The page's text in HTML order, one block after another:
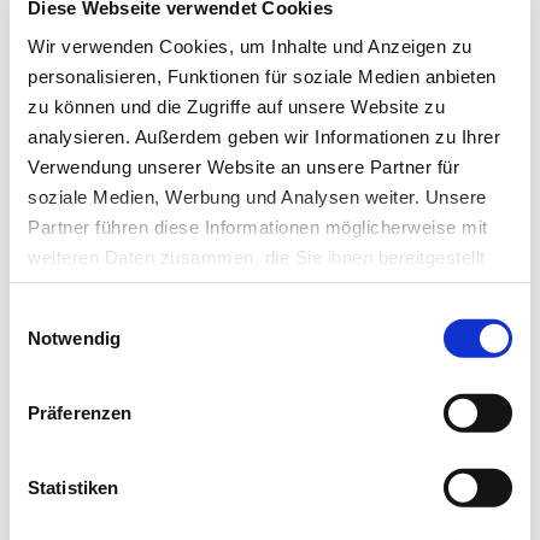
Diese Webseite verwendet Cookies
Wir verwenden Cookies, um Inhalte und Anzeigen zu
personalisieren, Funktionen für soziale Medien anbieten
zu können und die Zugriffe auf unsere Website zu
analysieren. Außerdem geben wir Informationen zu Ihrer
Verwendung unserer Website an unsere Partner für
soziale Medien, Werbung und Analysen weiter. Unsere
Partner führen diese Informationen möglicherweise mit
weiteren Daten zusammen, die Sie ihnen bereitgestellt
haben oder die sie im Rahmen Ihrer Nutzung der Dienste
Notwendig
Präferenzen
Statistiken
Newsletter­anmeldung
Bleiben Sie auf dem Laufenden. Der MT-Dialog-
Newsletter informiert Sie jede Woche kostenfrei
über die wichtigsten Branchen-News, aktuelle
gelesen.*
Zur Übersicht